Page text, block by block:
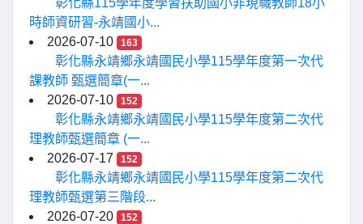
彰化縣115學年度學習扶助國小非現職教師18小
時師資研習-永靖國小...
2026-07-10
163
彰化縣永靖鄉永靖國民小學115學年度第一次代
課教師 甄選簡章(一...
2026-07-10
152
彰化縣永靖鄉永靖國民小學115學年度第二次代
理教師甄選簡章 (一...
2026-07-17
152
彰化縣永靖鄉永靖國民小學115學年度第二次代
理教師甄選第三階段...
2026-07-20
152